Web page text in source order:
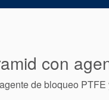
con
de bloqueo